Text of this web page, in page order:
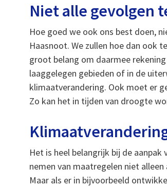
Niet alle gevolgen
Hoe goed we ook ons best doen,
Haasnoot. We zullen hoe dan ook
groot belang om daarmee
laaggelegen gebieden of in de
klimaatverandering. Ook moet er
Zo kan het in tijden van droogte
Het is heel belangrijk bij de
nemen van maatregelen niet
Maar als er in bijvoorbeeld